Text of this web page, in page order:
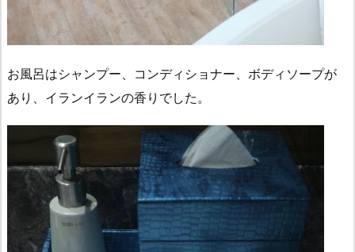
お風呂はシャンプー、コンディショナー、ボディソープが
あり、イランイランの香りでした。